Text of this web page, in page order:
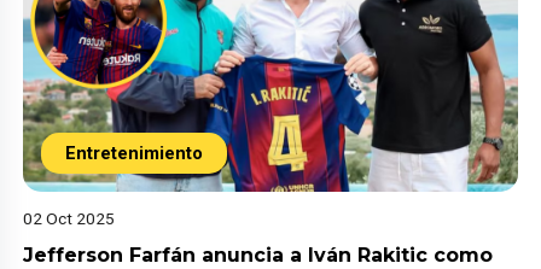
Entretenimiento
02 Oct 2025
Jefferson Farfán anuncia a Iván Rakitic como